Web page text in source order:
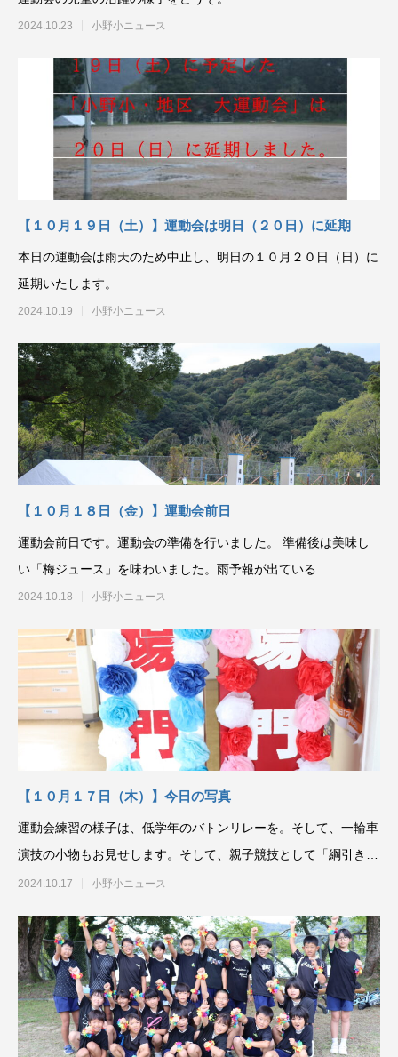
2024.10.23 小野小ニュース
【１０月１９日（土）】運動会は明日（２０日）に延期
本日の運動会は雨天のため中止し、明日の１０月２０日（日）に
延期いたします。
2024.10.19 小野小ニュース
【１０月１８日（金）】運動会前日
運動会前日です。運動会の準備を行いました。 準備後は美味し
い「梅ジュース」を味わいました。雨予報が出ている
2024.10.18 小野小ニュース
【１０月１７日（木）】今日の写真
運動会練習の様子は、低学年のバトンリレーを。そして、一輪車
演技の小物もお見せします。そして、親子競技として「綱引き」
が復活するので、
2024.10.17 小野小ニュース